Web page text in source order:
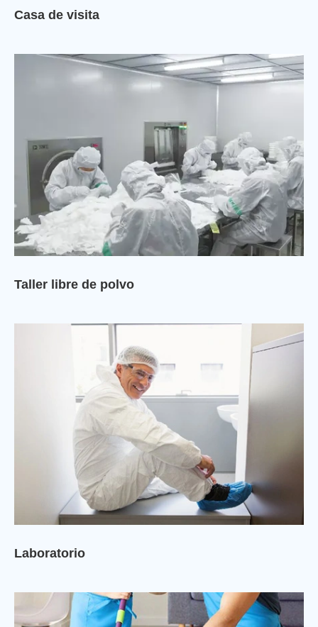
Casa de visita
Taller libre de polvo
Laboratorio